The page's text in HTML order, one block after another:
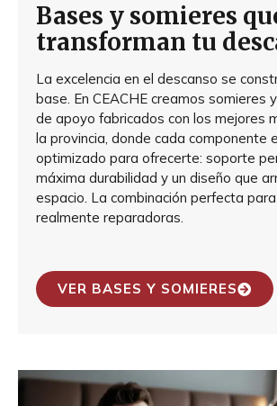
Bases y somieres
transforman tu
La excelencia en el descanso se
base. En CEACHE creamos somieres
de apoyo fabricados con los mejores
la provincia, donde cada componente
optimizado para ofrecerte: soporte
máxima durabilidad y un diseño que
espacio. La combinación perfecta
realmente reparadoras.
VER BASES Y SOMIERES